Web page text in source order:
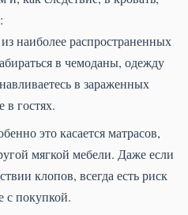
наиболее распространенных
в чемоданы, одежду
в зараженных
в гостях.
это касается матрасов,
мягкой мебели. Даже если
клопов, всегда есть риск
с покупкой.